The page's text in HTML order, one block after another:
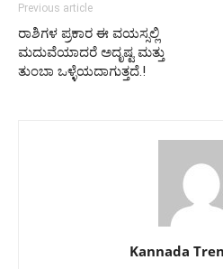
Previous article
ರಾಶಿಗಳ ಪ್ರಕಾರ ಈ ವಯಸ್ಸಲ್ಲಿ
ಮದುವೆಯಾದರೆ ಅದೃಷ್ಟ ಮತ್ತು
ತುಂಬಾ ಒಳ್ಳೆಯದಾಗುತ್ತದೆ.!
Kannada